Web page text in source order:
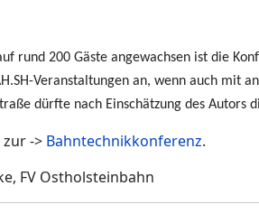
rund 200 Gäste angewachsen ist die
Veranstaltungen an, wenn auch mit
dürfte nach Einschätzung des Autors
-> Bahntechnikkonferenz.
FV Ostholsteinbahn